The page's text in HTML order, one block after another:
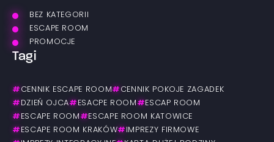
BEZ KATEGORII
ESCAPE ROOM
PROMOCJE
Tagi
# CENNIK ESCAPE ROOM # CENNIK POKOJE ZAGADEK
# DZIEŃ OJCA# ESACPE ROOM # ESCAP ROOM
# ESCAPE ROOM # ESCAPE ROOM KATOWICE
# ESCAPE ROOM KRAKÓW# IMPREZY FIRMOWE